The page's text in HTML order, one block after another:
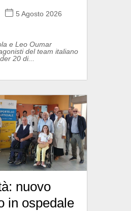
5 Agosto 2026
e Leo Oumar
del team italiano
20 di...
nuovo
in ospedale